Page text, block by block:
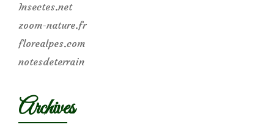
Insectes.net
zoom-nature.fr
florealpes.com
notesdeterrain
Archives